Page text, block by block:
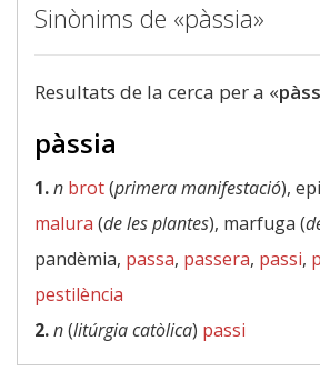
Sinònims de «pàssia»
Resultats de la cerca per a «
pàssia
1.n brot(primera manifestació),
malura (de les plantes), marfuga (
pandèmia, passa, passera, passi,
pestilència
2.n(litúrgia catòlica) passi